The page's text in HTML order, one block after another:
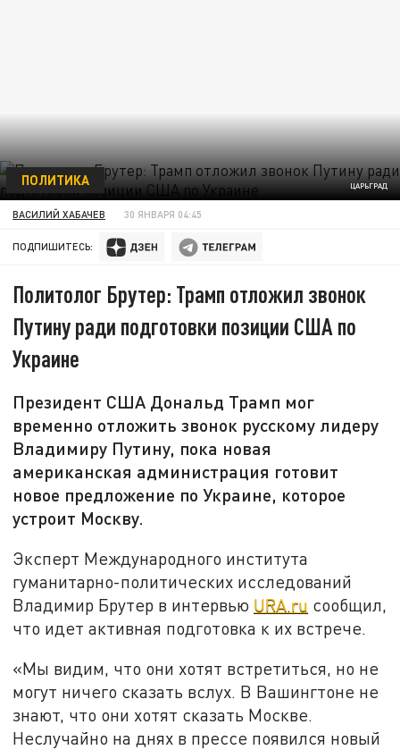
ЦАРЬГРАД
ПОЛИТИКА
ВАСИЛИЙ ХАБАЧЕВ 30 ЯНВАРЯ 04:45
ПОДПИШИТЕСЬ:
Политолог Брутер: Трамп отложил звонок
Путину ради подготовки позиции США по
Украине
Президент США Дональд Трамп мог
временно отложить звонок русскому лидеру
Владимиру Путину, пока новая
американская администрация готовит
новое предложение по Украине, которое
устроит Москву.
Эксперт Международного института
гуманитарно-политических исследований
Владимир Брутер в интервью URA.ru сообщил,
что идет активная подготовка к их встрече.
«Мы видим, что они хотят встретиться, но не
могут ничего сказать вслух. В Вашингтоне не
знают, что они хотят сказать Москве.
Неслучайно на днях в прессе появился новый